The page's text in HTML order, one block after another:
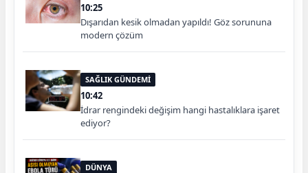
10:25
Dışarıdan kesik olmadan yapıldı! Göz sorununa
modern çözüm
SAĞLIK GÜNDEMİ
10:42
İdrar rengindeki değişim hangi hastalıklara işaret
ediyor?
DÜNYA